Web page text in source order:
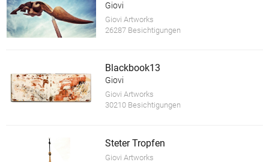
Giovi
Giovi Artworks
26287 Besichtigungen
Blackbook13
Giovi
Giovi Artworks
30210 Besichtigungen
Steter Tropfen
Giovi Artworks